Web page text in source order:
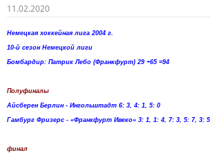
11.02.2020
Немецкая хоккейная лига 2004 г.
10-й сезон Немецкой лиги
Бомбардир: Патрик Лебо (Франкфурт) 29 +65 =94
Полуфиналы
Айсберен Берлин - Ингольштадт 6: 3, 4: 1, 5: 0
Гамбург Фризерс - «Франкфурт Ивеко» 3: 1, 1: 4, 7: 3, 5: 7, 3: 5
финал